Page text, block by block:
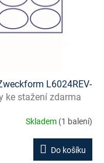
L6024REV-
ke stažení zdarma
Skladem (1 balení)
Do košíku